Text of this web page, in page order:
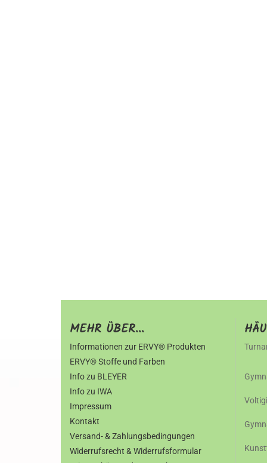
MEHR ÜBER...
Informationen zur ERVY® Produkten
ERVY® Stoffe und Farben
Info zu BLEYER
Info zu IWA
Impressum
Kontakt
Versand- & Zahlungsbedingungen
Widerrufsrecht & Widerrufsformular